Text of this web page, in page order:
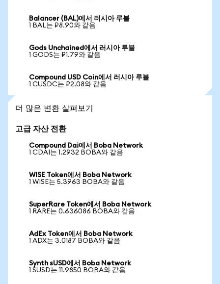
Balancer (BAL)에서 러시아 루블
1 BAL는 ₽8.90와 같음
Gods Unchained에서 러시아 루블
1 GODS는 ₽1.79와 같음
Compound USD Coin에서 러시아 루블
1 CUSDC는 ₽2.08와 같음
더 많은 변환 살펴보기
고급 자산 전환
Compound Dai에서 Boba Network
1 CDAI는 1.2932 BOBA와 같음
WISE Token에서 Boba Network
1 WISE는 5.3963 BOBA와 같음
SuperRare Token에서 Boba Network
1 RARE는 0.636086 BOBA와 같음
AdEx Token에서 Boba Network
1 ADX는 3.0187 BOBA와 같음
Synth sUSD에서 Boba Network
1 SUSD는 11.9850 BOBA와 같음